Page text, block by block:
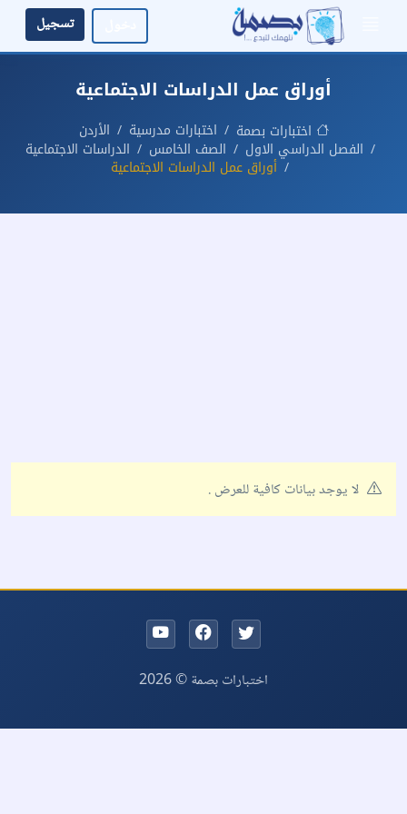
تسجيل
أوراق عمل الدراسات الاجتماعية
اختبارات بصمة اختبارات مدرسية
الأردن
الفصل الدراسي الاول
الصف الخامس
الدراسات الاجتماعية
أوراق عمل الدراسات الاجتماعية
لا يوجد بيانات كافية للعرض .
اختبارات بصمة © 2026